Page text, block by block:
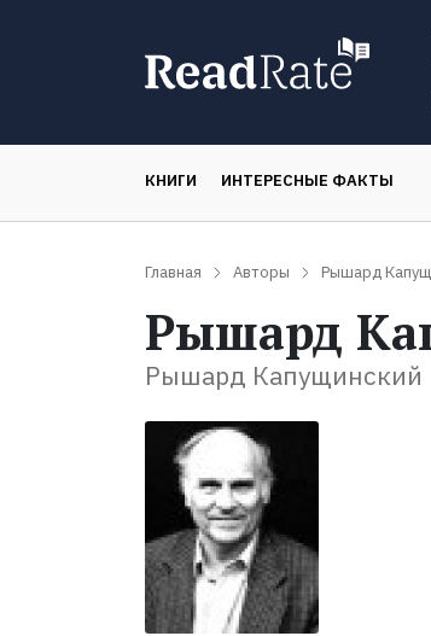
КНИГИ ИНТЕРЕСНЫЕ ФАКТЫ
Главная Авторы Рышард
Рышард
Рышард Капущинский